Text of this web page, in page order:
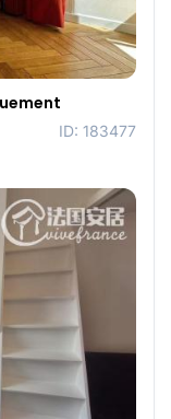
ID: 183477